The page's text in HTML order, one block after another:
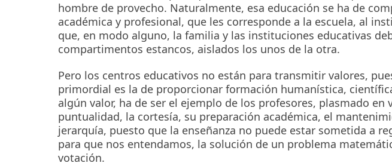
hombre de provecho. Naturalmente, esa educación se ha de
académica y profesional, que les corresponde a la escuela, al
que, en modo alguno, la familia y las instituciones educativas
compartimentos estancos, aislados los unos de la otra.
Pero los centros educativos no están para transmitir valores,
primordial es la de proporcionar formación humanística,
algún valor, ha de ser el ejemplo de los profesores, plasmado en
puntualidad, la cortesía, su preparación académica, el
jerarquía, puesto que la enseñanza no puede estar sometida a
para que nos entendamos, la solución de un problema
votación.